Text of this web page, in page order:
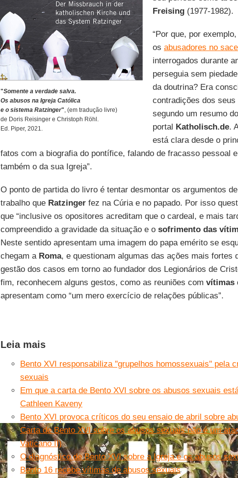
"Somente a verdade salva.
Os abusos na Igreja Católica
e o sistema Ratzinger", (em tradução livre)
de Doris Reisinger e Christoph Röhl.
Ed. Piper, 2021.
Freising(1977-1982).
“Por que, por exemplo,
os abusadores no
interrogados durante
perseguia sem
da doutrina? Era
contradições dos seus
segundo um resumo
portal Katholisch.de.
está clara desde o
fatos com a biografia do pontífice, falando de fracasso pessoal
também o da sua Igreja”.
O ponto de partida do livro é tentar desmontar os argumentos
trabalho que Ratzingerfez na Cúria e no papado. Por isso
que “inclusive os opositores acreditam que o cardeal, e mais
compreendido a gravidade da situação e o sofrimento das
Neste sentido apresentam uma imagem do papa emérito se
chegam a Roma, e questionam algumas das ações mais fortes
gestão dos casos em torno ao fundador dos Legionários de
fim, reconhecem alguns gestos, como as reuniões com vítimas
apresentam como “um mero exercício de relações públicas”.
Leia mais
Bento XVI responsabiliza ''grupelhos homossexuais'' pela
sexuais
Em que a carta de Bento XVI sobre os abusos sexuais
Cathleen Kaveny
Bento XVI provoca críticos do seu ensaio de abril sobre
Carta de Bento XVI sobre os abusos sexuais não é um
Vaticano II)
O diagnóstico de Bento XVI sobre a Igreja e os abusos
Bento 16 recebe vítimas de abusos sexuais